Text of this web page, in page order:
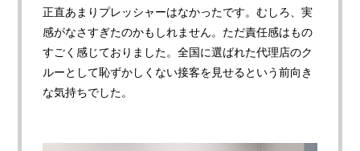
正直あまりプレッシャーはなかったです。むしろ、実
感がなさすぎたのかもしれません。ただ責任感はもの
すごく感じておりました。全国に選ばれた代理店のク
ルーとして恥ずかしくない接客を見せるという前向き
な気持ちでした。